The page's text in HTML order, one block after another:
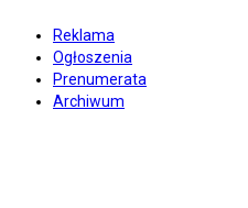
Reklama
Ogłoszenia
Prenumerata
Archiwum